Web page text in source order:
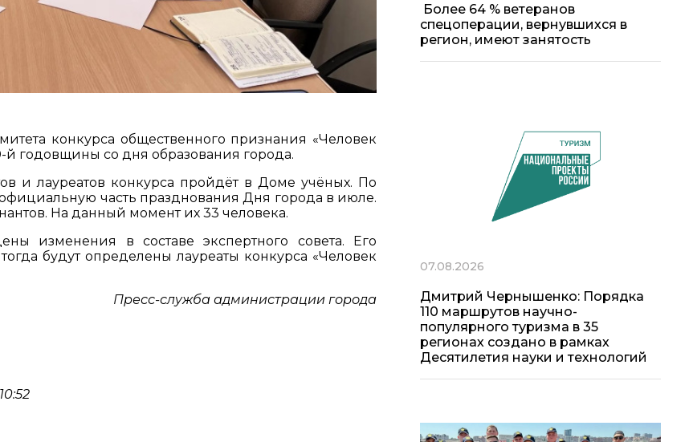
конкурса общественного признания «Человек
годовщины со дня образования города.
и лауреатов конкурса пройдёт в Доме учёных. По
часть празднования Дня города в июле.
На данный момент их 33 человека.
изменения в составе экспертного совета. Его
будут определены лауреаты конкурса «Человек
Пресс-служба администрации города
Более 64 % ветеранов
спецоперации, вернувшихся в
регион, имеют занятость
07.08.2026
Дмитрий Чернышенко: Порядка
110 маршрутов научно-
популярного туризма в 35
регионах создано в рамках
Десятилетия науки и технологий